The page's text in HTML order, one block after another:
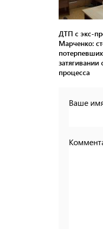
ДТП с экс-
Марченко:
затягивании
процесса
Ваше